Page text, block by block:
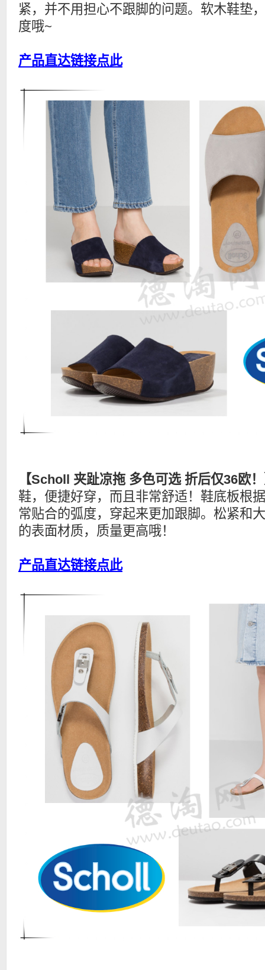
紧，并不用担心不跟脚的问题。软木鞋垫
度哦~
产品直达链接点此
【Scholl 夹趾凉拖 多色可选 折后仅36欧
鞋，便捷好穿，而且非常舒适！鞋底板根
常贴合的弧度，穿起来更加跟脚。松紧和
的表面材质，质量更高哦！
产品直达链接点此